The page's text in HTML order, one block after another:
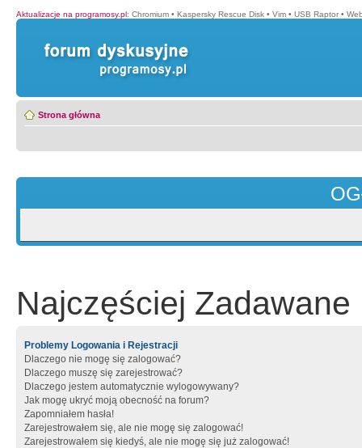
Aktualizacje na programosy.pl: Chromium • Kaspersky Rescue Disk • Vim • USB Raptor •
Strona główna
Najczęściej Zadawane
Problemy Logowania i Rejestracji
Dlaczego nie mogę się zalogować?
Dlaczego muszę się zarejestrować?
Dlaczego jestem automatycznie wylogowywany?
Jak mogę ukryć moją obecność na forum?
Zapomniałem hasła!
Zarejestrowałem się, ale nie mogę się zalogować!
Zarejestrowałem się kiedyś, ale nie mogę się już zalogować!